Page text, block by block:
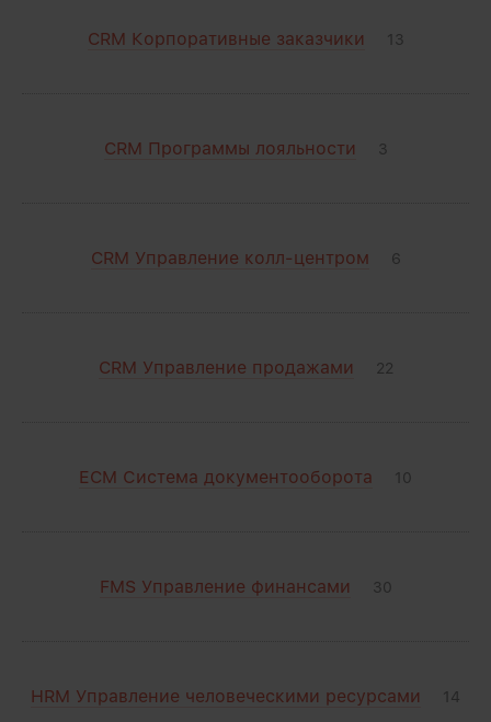
CRM Корпоративные заказчики 13
CRM Программы лояльности 3
CRM Управление колл-центром 6
CRM Управление продажами 22
ECM Система документооборота 10
FMS Управление финансами 30
HRM Управление человеческими ресурсами 14